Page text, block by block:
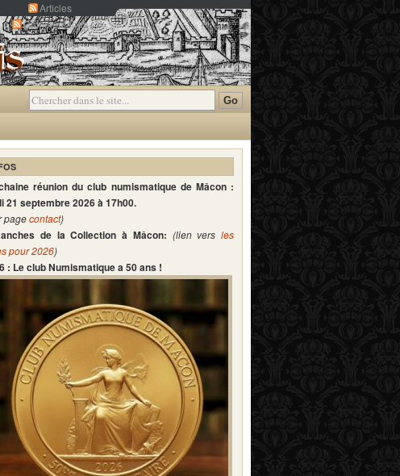
Articles
Commentaires
réunion du club numismatique de Mâcon :
21 septembre 2026 à 17h00.
pagecontact)
de la Collection à Mâcon: (lien vers les
pour 2026)
: Le club Numismatique a 50 ans !